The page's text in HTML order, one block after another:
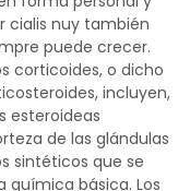
cialis nuy también
puede crecer.
corticoides, o dicho
incluyen,
esteroideas
de las glándulas
sintéticos que se
básica. Los